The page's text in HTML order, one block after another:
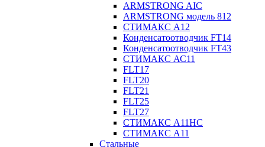
ARMSTRONG AIC
ARMSTRONG модель 812
СТИМАКС А12
Конденсатоотводчик FT14
Конденсатоотводчик FT43
СТИМАКС АС11
FLT17
FLT20
FLT21
FLT25
FLT27
СТИМАКС А11HC
СТИМАКС А11
Стальные